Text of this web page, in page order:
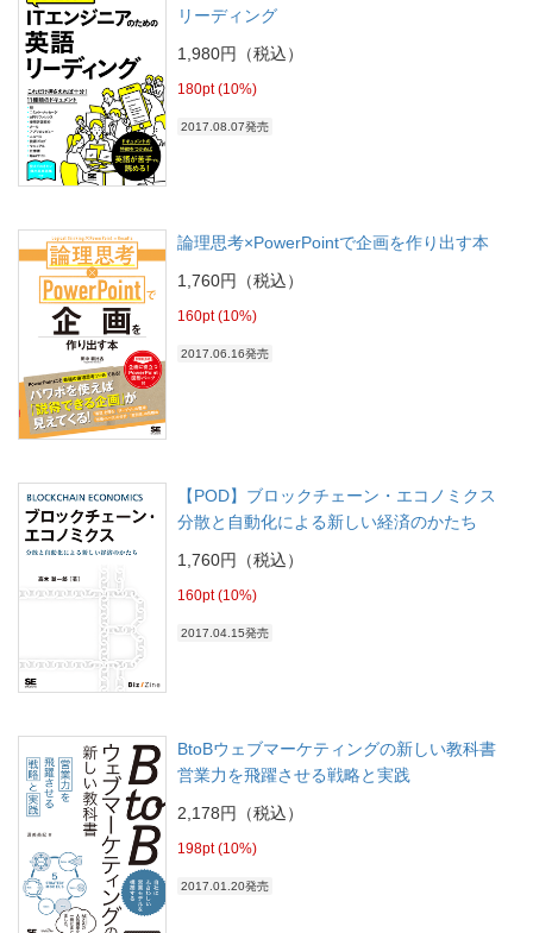
リーディング
1,980円（税込）
180pt (10%)
2017.08.07発売
論理思考×PowerPointで企画を作り出す本
1,760円（税込）
160pt (10%)
2017.06.16発売
【POD】ブロックチェーン・エコノミクス
分散と自動化による新しい経済のかたち
1,760円（税込）
160pt (10%)
2017.04.15発売
BtoBウェブマーケティングの新しい教科書
営業力を飛躍させる戦略と実践
2,178円（税込）
198pt (10%)
2017.01.20発売